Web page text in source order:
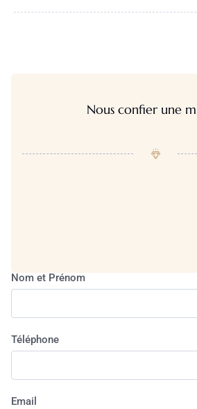
Nous confier une
Nom et Prénom
Téléphone
Email